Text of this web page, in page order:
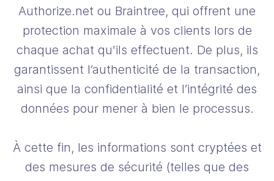
Authorize.net ou Braintree, qui offrent une
protection maximale à vos clients lors de
chaque achat qu'ils effectuent. De plus, ils
garantissent l’authenticité de la transaction,
ainsi que la confidentialité et l’intégrité des
données pour mener à bien le processus.
À cette fin, les informations sont cryptées et
des mesures de sécurité (telles que des